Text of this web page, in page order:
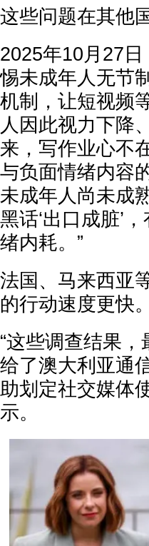
这些问题在其他
2025年10月27
惕未成年人无节
机制，让短视频
人因此视力下降
来，写作业心不
与负面情绪内容
未成年人尚未成
黑话‘出口成脏’
绪内耗。”
法国、马来西亚
的行动速度更快。
“这些调查结果
给了澳大利亚通
助划定社交媒体
示。